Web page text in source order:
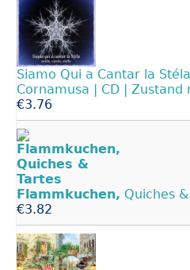
Siamo Qui a Cantar la
Cornamusa | CD | Zustand
€3.76
Flammkuchen, Quiches
€3.82